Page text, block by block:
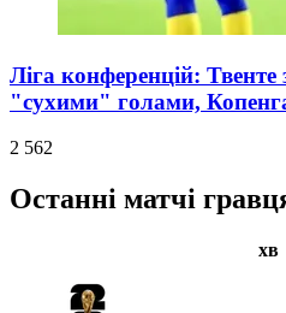
Ліга конференцій:
"сухими" голами,
2 562
Останні матчі
хв